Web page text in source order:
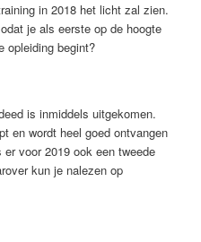
in 2018 het licht zal zien.
je als eerste op de hoogte
opleiding begint?
is inmiddels uitgekomen.
en wordt heel goed ontvangen
voor 2019 ook een tweede
kun je nalezen op